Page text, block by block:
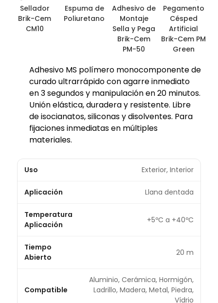
Sellador
Brik-Cem
CM10
Espuma de
Poliuretano
Adhesivo de
Montaje
Sella y Pega
Brik-Cem
PM-50
Pegamento
Césped
Artificial
Brik-Cem PM
Green
Adhesivo MS polímero monocomponente de
curado ultrarrápido con agarre inmediato
en 3 segundos y manipulación en 20 minutos.
Unión elástica, duradera y resistente. Libre
de isocianatos, siliconas y disolventes. Para
fijaciones inmediatas en múltiples
materiales.
Uso Exterior, Interior
Aplicación Llana dentada
Temperatura
Aplicación
+5ºC a +40ºC
Tiempo
Abierto
20 m
Compatible
Aluminio, Cerámica, Hormigón,
Ladrillo, Madera, Metal, Piedra,
Vídrio